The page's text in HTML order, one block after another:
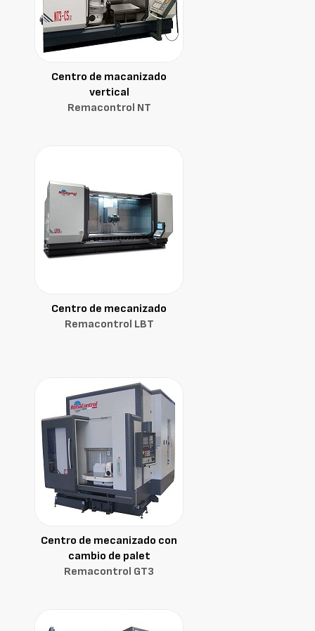
Centro de macanizado
vertical
Remacontrol NT
Centro de mecanizado
Remacontrol LBT
Centro de mecanizado con
cambio de palet
Remacontrol GT3